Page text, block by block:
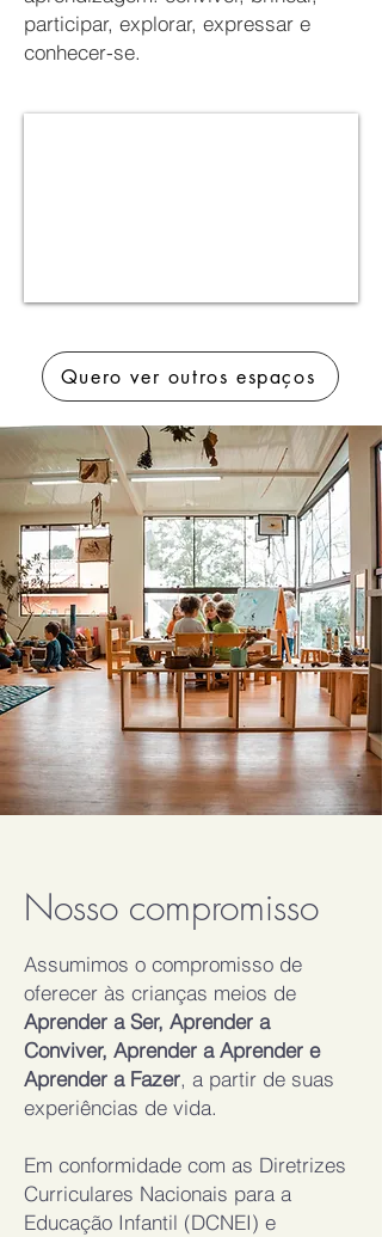
participar, explorar, expressar e
conhecer-se.
Quero ver outros espaços
Nosso compromisso
Assumimos o compromisso de
oferecer às crianças meios de
Aprender a Ser, Aprender a
Conviver, Aprender a Aprender e
Aprender a Fazer, a partir de suas
experiências de vida.
Em conformidade com as Diretrizes
Curriculares Nacionais para a
Educação Infantil (DCNEI) e